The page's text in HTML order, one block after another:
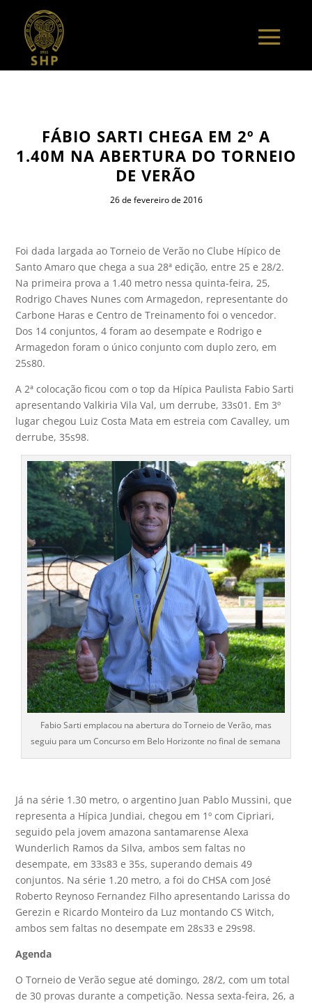
FÁBIO SARTI CHEGA EM 2º A
1.40M NA ABERTURA DO TORNEIO
DE VERÃO
26 de fevereiro de 2016
Foi dada largada ao Torneio de Verão no Clube Hípico de
Santo Amaro que chega a sua 28ª edição, entre 25 e 28/2.
Na primeira prova a 1.40 metro nessa quinta-feira, 25,
Rodrigo Chaves Nunes com Armagedon, representante do
Carbone Haras e Centro de Treinamento foi o vencedor.
Dos 14 conjuntos, 4 foram ao desempate e Rodrigo e
Armagedon foram o único conjunto com duplo zero, em
25s80.
A 2ª colocação ficou com o top da Hípica Paulista Fabio Sarti
apresentando Valkiria Vila Val, um derrube, 33s01. Em 3º
lugar chegou Luiz Costa Mata em estreia com Cavalley, um
derrube, 35s98.
Fabio Sarti emplacou na abertura do Torneio de Verão, mas
seguiu para um Concurso em Belo Horizonte no final de semana
Já na série 1.30 metro, o argentino Juan Pablo Mussini, que
representa a Hípica Jundiai, chegou em 1º com Cipriari,
seguido pela jovem amazona santamarense Alexa
Wunderlich Ramos da Silva, ambos sem faltas no
desempate, em 33s83 e 35s, superando demais 49
conjuntos. Na série 1.20 metro, a foi do CHSA com José
Roberto Reynoso Fernandez Filho apresentando Larissa do
Gerezin e Ricardo Monteiro da Luz montando CS Witch,
ambos sem faltas no desempate em 28s33 e 29s98.
Agenda
O Torneio de Verão segue até domingo, 28/2, com um total
de 30 provas durante a competição. Nessa sexta-feira, 26, a